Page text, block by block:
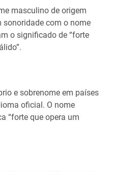
masculino de origem
sonoridade com o nome
o significado de “forte
e sobrenome em países
oficial. O nome
“forte que opera um